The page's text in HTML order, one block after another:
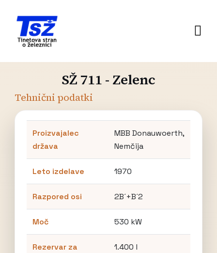
SŽ 711 - Zelenc
Tehnični podatki
Proizvajalec
država
MBB Donauwoerth,
Nemčija
Leto izdelave 1970
Razpored osi 2B´+B´2
Moč 530 kW
Rezervar za
1.400 l